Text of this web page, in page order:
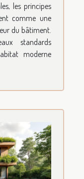
les principes
comme une
du bâtiment.
standards
moderne